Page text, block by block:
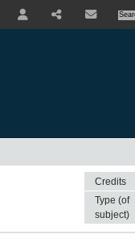
Credits
Type (of
subject)